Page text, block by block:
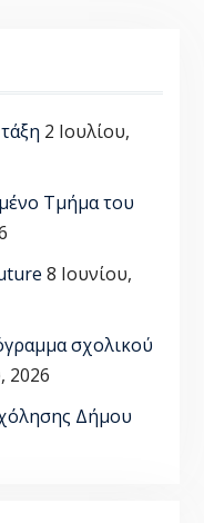
2 Ιουλίου,
Τμήμα του
8 Ιουνίου,
σχολικού
2026
Δήμου